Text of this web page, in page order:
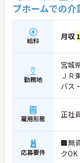
プホームでの
給料 月収
勤務地
宮城
ＪＲ
バス
雇用形態 正社
応募要件
■無
クOK